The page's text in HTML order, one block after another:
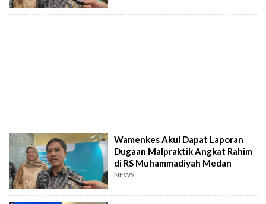
Wamenkes Akui Dapat Laporan
Dugaan Malpraktik Angkat Rahim
di RS Muhammadiyah Medan
NEWS